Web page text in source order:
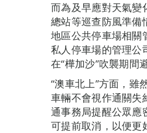
而為及早應對天氣變
總站等巡查防風準備
地區公共停車場相關
私人停車場的管理公
在“樺加沙”吹襲期間
“澳車北上”方面，雖
車輛不會視作通關失
通事務局提醒公眾應
可提前取消，以便更